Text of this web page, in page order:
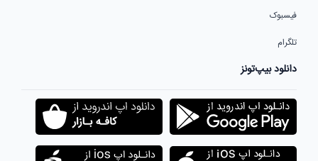
فیسبوک
تلگرام
دانلود بیپ‌تونز